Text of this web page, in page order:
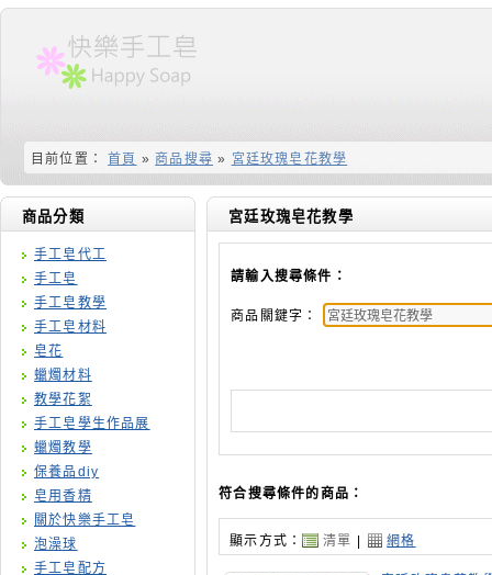
目前位置： 首頁 » 商品搜尋 » 宮廷玫瑰皂花教學
商品分類
手工皂代工
手工皂
手工皂教學
手工皂材料
皂花
蠟燭材料
教學花絮
手工皂學生作品展
蠟燭教學
保養品diy
皂用香精
關於快樂手工皂
泡澡球
手工皂配方
宮廷玫瑰皂花教學
請輸入搜尋條件：
商品關鍵字：
符合搜尋條件的商品：
顯示方式： 清單 | 網格